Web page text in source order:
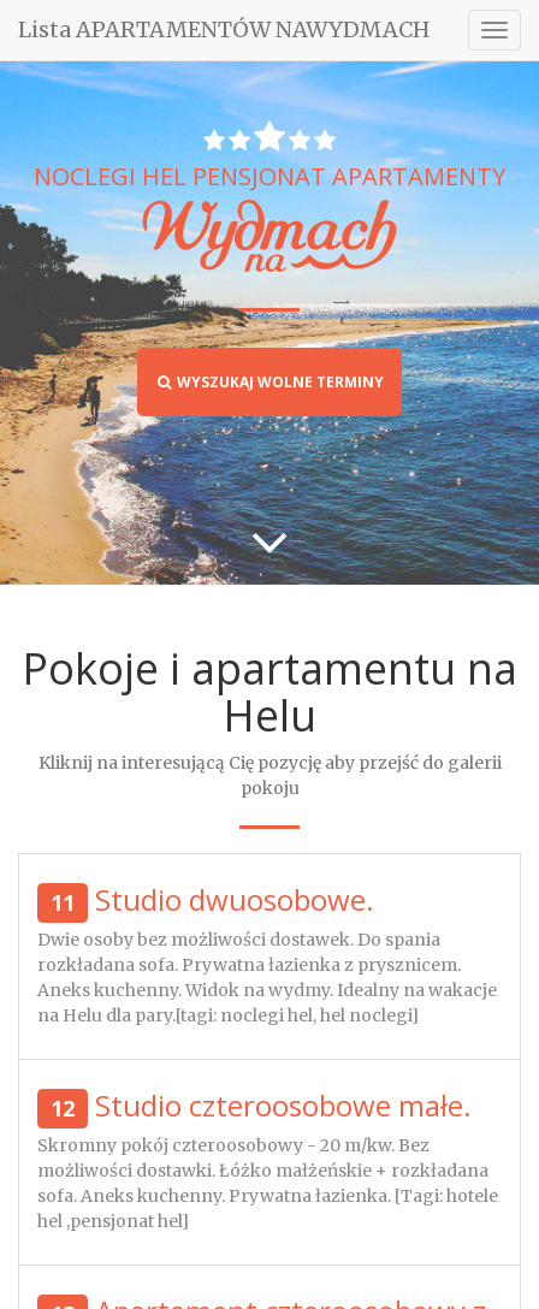
Lista APARTAMENTÓW NAWYDMACH
NOCLEGI HEL PENSJONAT APARTAMENTY
WYSZUKAJ WOLNE TERMINY
Pokoje i apartamentu na
Helu
Kliknij na interesującą Cię pozycję aby przejść do galerii
pokoju
11 Studio dwuosobowe.
Dwie osoby bez możliwości dostawek. Do spania
rozkładana sofa. Prywatna łazienka z prysznicem.
Aneks kuchenny. Widok na wydmy. Idealny na wakacje
na Helu dla pary.[tagi: noclegi hel, hel noclegi]
12 Studio czteroosobowe małe.
Skromny pokój czteroosobowy - 20 m/kw. Bez
możliwości dostawki. Łóżko małżeńskie + rozkładana
sofa. Aneks kuchenny. Prywatna łazienka. [Tagi: hotele
hel ,pensjonat hel]